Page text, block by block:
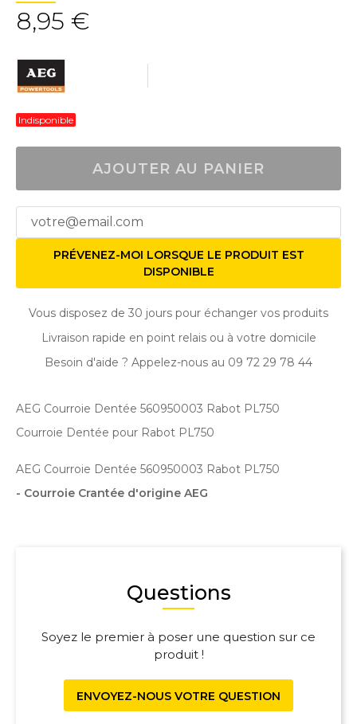
8,95 €
Indisponible
AJOUTER AU PANIER
PRÉVENEZ-MOI LORSQUE LE PRODUIT EST
DISPONIBLE
Vous disposez de 30 jours pour échanger vos produits
Livraison rapide en point relais ou à votre domicile
Besoin d'aide ? Appelez-nous au 09 72 29 78 44
AEG Courroie Dentée 560950003 Rabot PL750
Courroie Dentée pour Rabot PL750
AEG Courroie Dentée 560950003 Rabot PL750
- Courroie Crantée d'origine AEG
Questions
Soyez le premier à poser une question sur ce
produit !
ENVOYEZ-NOUS VOTRE QUESTION